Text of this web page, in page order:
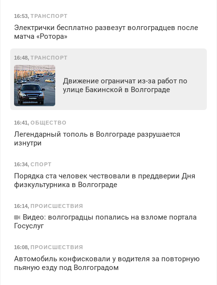
16:53, ТРАНСПОРТ
Электрички бесплатно развезут волгоградцев после
матча «Ротора»
16:48, ТРАНСПОРТ
Движение ограничат из-за работ по
улице Бакинской в Волгограде
16:41, ОБЩЕСТВО
Легендарный тополь в Волгограде разрушается
изнутри
16:34, СПОРТ
Порядка ста человек чествовали в преддверии Дня
физкультурника в Волгограде
16:14, ПРОИСШЕСТВИЯ
Видео: волгоградцы попались на взломе портала
Госуслуг
16:08, ПРОИСШЕСТВИЯ
Автомобиль конфисковали у водителя за повторную
пьяную езду под Волгоградом